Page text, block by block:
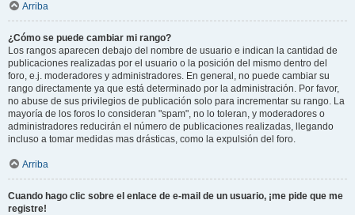
Arriba
¿Cómo se puede cambiar mi rango?
Los rangos aparecen debajo del nombre de usuario e indican la cantidad de
publicaciones realizadas por el usuario o la posición del mismo dentro del
foro, e.j. moderadores y administradores. En general, no puede cambiar su
rango directamente ya que está determinado por la administración. Por favor,
no abuse de sus privilegios de publicación solo para incrementar su rango. La
mayoría de los foros lo consideran "spam", no lo toleran, y moderadores o
administradores reducirán el número de publicaciones realizadas, llegando
incluso a tomar medidas mas drásticas, como la expulsión del foro.
Arriba
Cuando hago clic sobre el enlace de e-mail de un usuario, ¡me pide que me
registre!